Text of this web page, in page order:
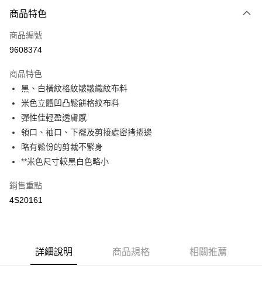
LINE Pay
街口支付
全盈+PAY
AFTEE先享後付
相關說明
【關於「AFTEE先享後付」】
AFTEE先享後付是「在收到商品之後才付款」的支付方式。 讓您購物簡單
便利好安心！
１．簡單：不需註冊會員、不需綁卡、不需儲值。
３．安心：先確認商品／服務後，再付款。
【「AFTEE先享後付」結帳流程】
ATM／網路銀行／等多元方式進行付款，方視為交易完成。
※ 請注意：結帳手續完成當下不需立刻繳費，但若您需要取消訂單，請聯絡
運送方式
全家取貨付款
付款後全家取貨
每筆NT$65，滿NT$2,000(含以上)免運費
商品特色
商品編號
9608374
商品特色
黑、白橫紋格紋皺皺織紋布料
米色立體凹凸鬆餅格紋布料
彈性佳輕盈透膚感
領口、袖口、下襬及剪接處密拷捲邊
略有鬆份的剪裁不緊身
**米色尺寸較黑白色略小
銷售重點
4S20161
詳細說明 商品規格 相關推薦